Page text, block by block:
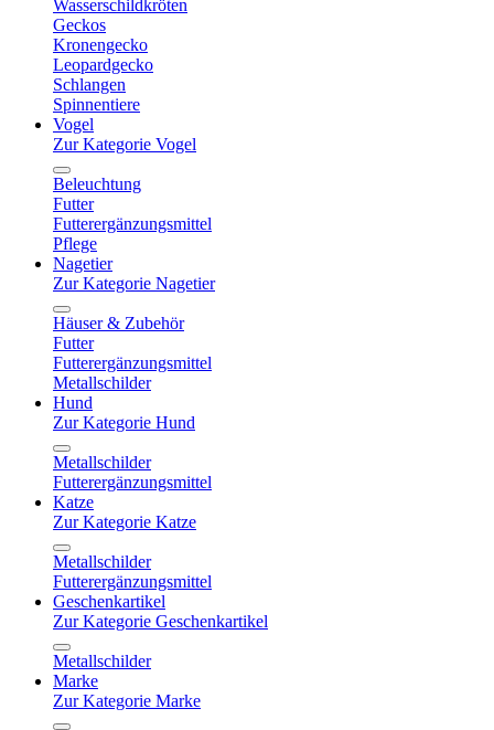
Wasserschildkröten
Geckos
Kronengecko
Leopardgecko
Schlangen
Spinnentiere
Vogel
Zur Kategorie Vogel
Beleuchtung
Futter
Futterergänzungsmittel
Pflege
Nagetier
Zur Kategorie Nagetier
Häuser & Zubehör
Futter
Futterergänzungsmittel
Metallschilder
Hund
Zur Kategorie Hund
Metallschilder
Futterergänzungsmittel
Katze
Zur Kategorie Katze
Metallschilder
Futterergänzungsmittel
Geschenkartikel
Zur Kategorie Geschenkartikel
Metallschilder
Marke
Zur Kategorie Marke